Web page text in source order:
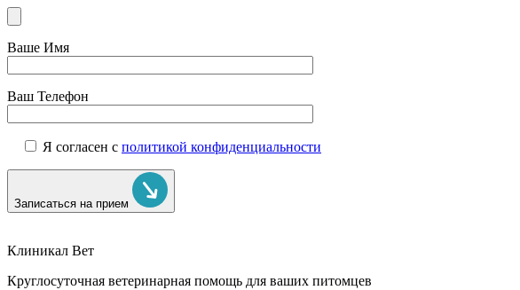
Ваше Имя
Ваш Телефон
Я согласен с политикой конфиденциальности
Записаться на прием
Клиникал Вет
Круглосуточная ветеринарная помощь для ваших питомцев